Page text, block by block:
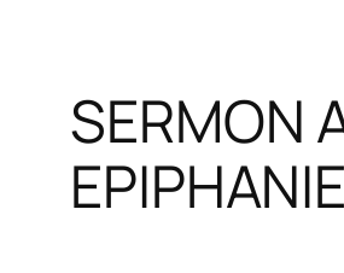
SERMON
EPIPHANIE